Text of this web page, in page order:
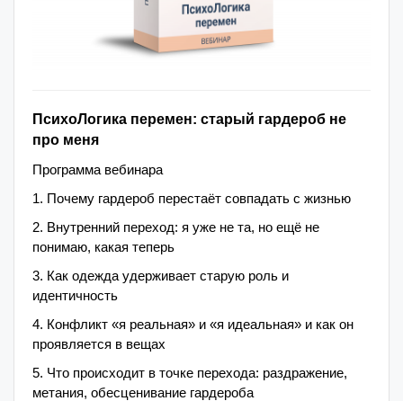
ПсихоЛогика перемен: старый гардероб не
про меня
Программа вебинара
1. Почему гардероб перестаёт совпадать с жизнью
2. Внутренний переход: я уже не та, но ещё не
понимаю, какая теперь
3. Как одежда удерживает старую роль и
идентичность
4. Конфликт «я реальная» и «я идеальная» и как он
проявляется в вещах
5. Что происходит в точке перехода: раздражение,
метания, обесценивание гардероба